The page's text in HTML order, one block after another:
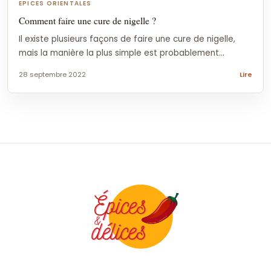
EPICES ORIENTALES
Comment faire une cure de nigelle ?
Il existe plusieurs façons de faire une cure de nigelle,
mais la manière la plus simple est probablement...
28 septembre 2022 Lire